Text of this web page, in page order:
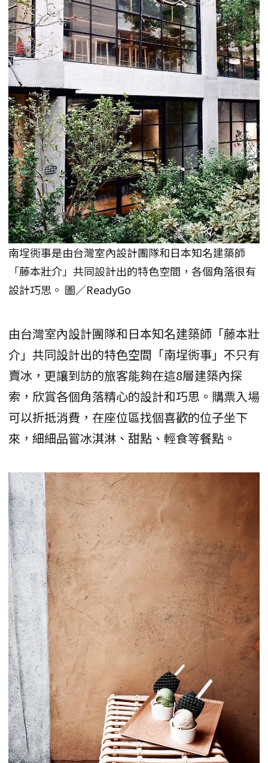
南埕衖事是由台灣室內設計團隊和日本知名建築師
「藤本壯介」共同設計出的特色空間，各個角落很有
設計巧思。 圖／ReadyGo
由台灣室內設計團隊和日本知名建築師「藤本壯
介」共同設計出的特色空間「南埕衖事」不只有
賣冰，更讓到訪的旅客能夠在這8層建築內探
索，欣賞各個角落精心的設計和巧思。購票入場
可以折抵消費，在座位區找個喜歡的位子坐下
來，細細品嘗冰淇淋、甜點、輕食等餐點。